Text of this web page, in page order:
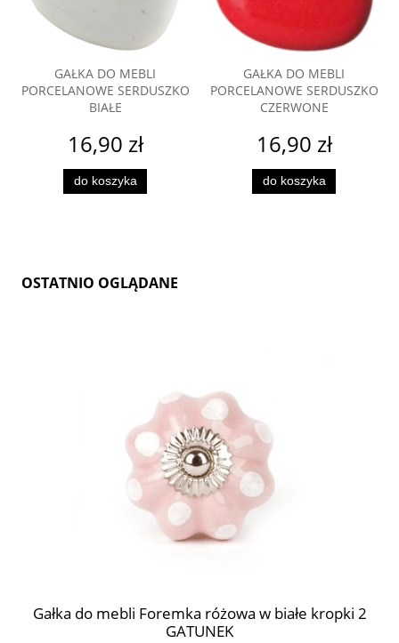
GAŁKA DO MEBLI
PORCELANOWE SERDUSZKO
BIAŁE
16,90 zł
do koszyka
GAŁKA DO MEBLI
PORCELANOWE SERDUSZKO
CZERWONE
16,90 zł
do koszyka
OSTATNIO OGLĄDANE
Gałka do mebli Foremka różowa w białe kropki 2
GATUNEK